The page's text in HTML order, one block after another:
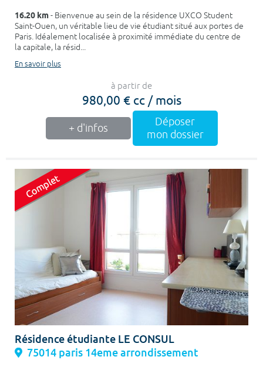
16.20 km- Bienvenue au sein de la résidence UXCO Student
Saint-Ouen, un véritable lieu de vie étudiant situé aux portes de
Paris. Idéalement localisée à proximité immédiate du centre de
la capitale, la résid...
En savoir plus
à partir de
980,00 € cc / mois
+ d'infos
Déposer
mon dossier
Résidence étudiante LE CONSUL
75014 paris 14eme arrondissement